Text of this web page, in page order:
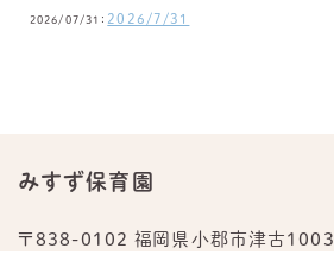
2026/07/31： 2026/7/31
みすず保育園
〒838-0102 福岡県小郡市津古1003